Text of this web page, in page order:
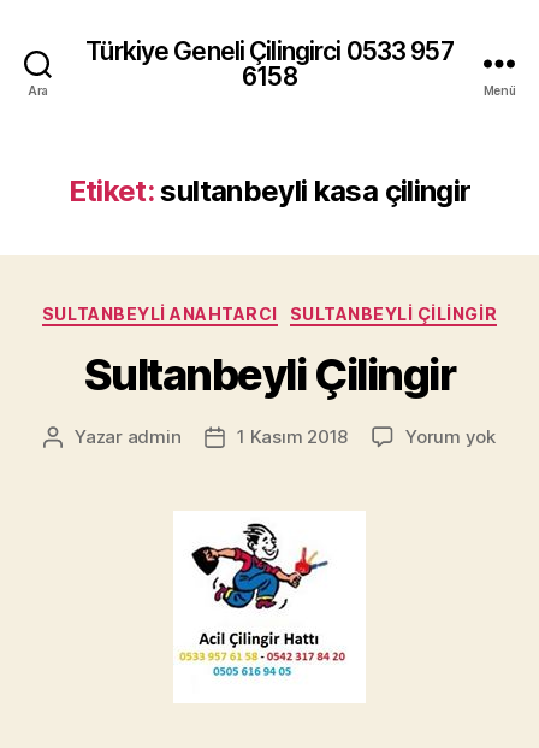
Ara
Türkiye Geneli Çilingirci 0533 957
6158
Menü
Etiket:sultanbeyli kasa çilingir
Kategoriler
SULTANBEYLI ANAHTARCI SULTANBEYLI ÇILINGIR
Sultanbeyli Çilingir
Yazının
Yazar admin
Yazı1 Kasım 2018 Yorum yok